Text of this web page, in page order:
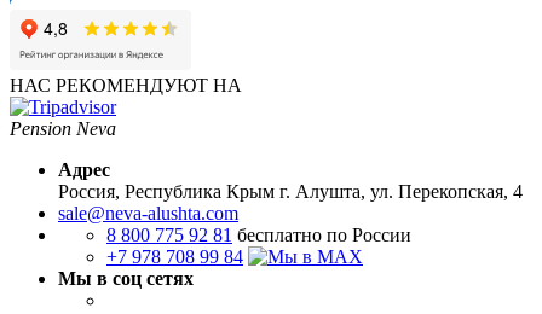
НАС РЕКОМЕНДУЮТ НА
Pension Neva
Адрес
Россия, Республика Крым г. Алушта, ул. Перекопская, 4
sale@neva-alushta.com
8 800 775 92 81 бесплатно по России
+7 978 708 99 84
Мы в соц сетях